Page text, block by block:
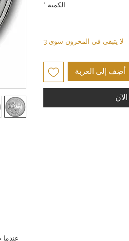
الكمية *
لا يتبقى في المخزون سوى 3
أضِف إلى العربة